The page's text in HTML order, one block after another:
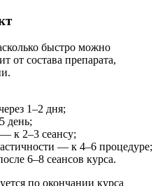
быстро можно
от состава препарата,
1–2 дня;
день;
к 2–3 сеансу;
— к 4–6 процедуре;
6–8 сеансов курса.
по окончании курса